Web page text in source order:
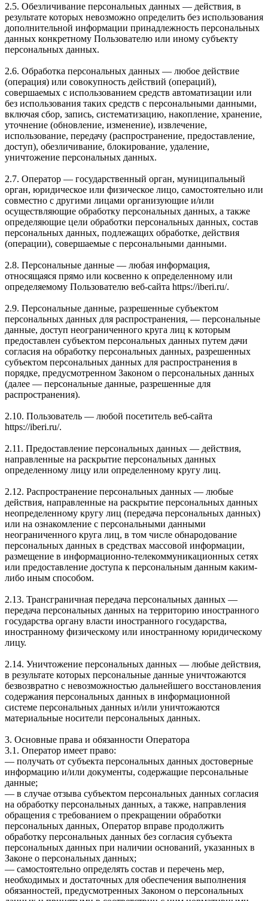
2.5. Обезличивание персональных данных — действия, в
результате которых невозможно определить без использования
дополнительной информации принадлежность персональных
данных конкретному Пользователю или иному субъекту
персональных данных.
2.6. Обработка персональных данных — любое действие
(операция) или совокупность действий (операций),
совершаемых с использованием средств автоматизации или
без использования таких средств с персональными данными,
включая сбор, запись, систематизацию, накопление, хранение,
уточнение (обновление, изменение), извлечение,
использование, передачу (распространение, предоставление,
доступ), обезличивание, блокирование, удаление,
уничтожение персональных данных.
2.7. Оператор — государственный орган, муниципальный
орган, юридическое или физическое лицо, самостоятельно или
совместно с другими лицами организующие и/или
осуществляющие обработку персональных данных, а также
определяющие цели обработки персональных данных, состав
персональных данных, подлежащих обработке, действия
(операции), совершаемые с персональными данными.
2.8. Персональные данные — любая информация,
относящаяся прямо или косвенно к определенному или
определяемому Пользователю веб-сайта https://iberi.ru/.
2.9. Персональные данные, разрешенные субъектом
персональных данных для распространения, — персональные
данные, доступ неограниченного круга лиц к которым
предоставлен субъектом персональных данных путем дачи
согласия на обработку персональных данных, разрешенных
субъектом персональных данных для распространения в
порядке, предусмотренном Законом о персональных данных
(далее — персональные данные, разрешенные для
распространения).
2.10. Пользователь — любой посетитель веб-сайта
https://iberi.ru/.
2.11. Предоставление персональных данных — действия,
направленные на раскрытие персональных данных
определенному лицу или определенному кругу лиц.
2.12. Распространение персональных данных — любые
действия, направленные на раскрытие персональных данных
неопределенному кругу лиц (передача персональных данных)
или на ознакомление с персональными данными
неограниченного круга лиц, в том числе обнародование
персональных данных в средствах массовой информации,
размещение в информационно-телекоммуникационных сетях
или предоставление доступа к персональным данным каким-
либо иным способом.
2.13. Трансграничная передача персональных данных —
передача персональных данных на территорию иностранного
государства органу власти иностранного государства,
иностранному физическому или иностранному юридическому
лицу.
2.14. Уничтожение персональных данных — любые действия,
в результате которых персональные данные уничтожаются
безвозвратно с невозможностью дальнейшего восстановления
содержания персональных данных в информационной
системе персональных данных и/или уничтожаются
материальные носители персональных данных.
3. Основные права и обязанности Оператора
3.1. Оператор имеет право:
— получать от субъекта персональных данных достоверные
информацию и/или документы, содержащие персональные
данные;
— в случае отзыва субъектом персональных данных согласия
на обработку персональных данных, а также, направления
обращения с требованием о прекращении обработки
персональных данных, Оператор вправе продолжить
обработку персональных данных без согласия субъекта
персональных данных при наличии оснований, указанных в
Законе о персональных данных;
— самостоятельно определять состав и перечень мер,
необходимых и достаточных для обеспечения выполнения
обязанностей, предусмотренных Законом о персональных